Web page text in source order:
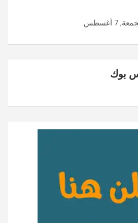
7 أغسطس.
بوك